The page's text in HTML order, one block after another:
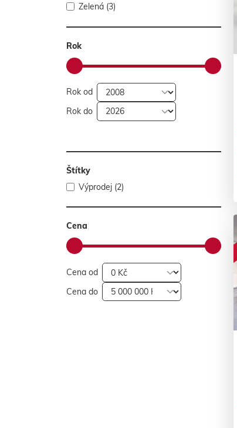
Zelená (3)
Rok
Rok od
Rok do
Štítky
Výprodej (2)
Cena
Cena od
Cena do